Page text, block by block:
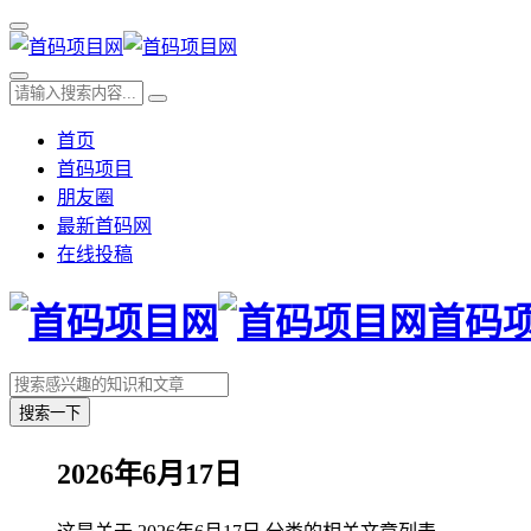
首页
首码项目
朋友圈
最新首码网
在线投稿
首码
搜索一下
2026年6月17日